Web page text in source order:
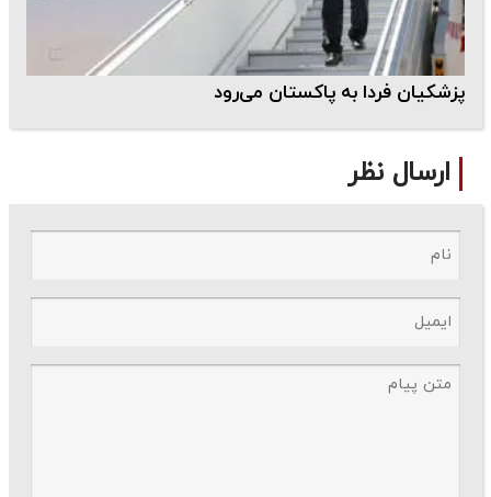
پزشکیان فردا به پاکستان می‌رود
ارسال نظر